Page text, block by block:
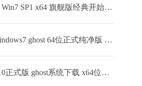
【简约界面】Win7 SP1 x64 旗舰版经典开始菜单与任务栏版镜像
技术员联盟windows7 ghost 64位正式纯净版 笔记本专用
深度技术win10正式版 ghost系统下载 x64位旗舰版 永久免费下载